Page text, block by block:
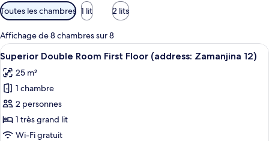
Filtres
disponibles
pour
les
chambres
Toutes les chambres 1 lit 2 lits
Affichage de 8 chambres sur 8
Afficher
toutes
les
photos
pour
ce
type
Une chambre à coucher avec un
6
Superior Double Room First Floor (address: Zamanjina 12)
25 m²
1 chambre
2 personnes
1 très grand lit
Wi-Fi gratuit